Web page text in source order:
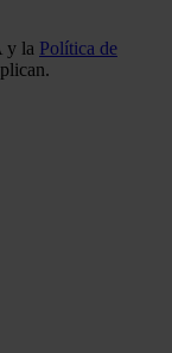
y la Política de